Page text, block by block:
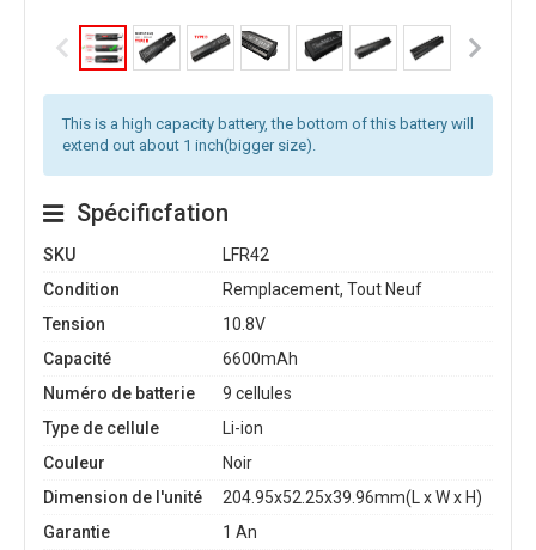
This is a high capacity battery, the bottom of this battery will
extend out about 1 inch(bigger size).
Spécificfation
SKU
LFR42
Condition
Remplacement, Tout Neuf
Tension
10.8V
Capacité
6600mAh
Numéro de batterie
9 cellules
Type de cellule
Li-ion
Couleur
Noir
Dimension de l'unité
204.95x52.25x39.96mm(L x W x H)
Garantie
1 An